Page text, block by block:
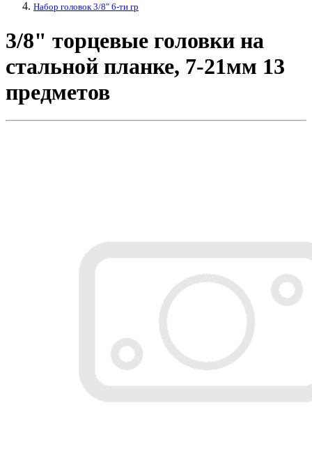
Набор головок 3/8" 6-ти гр
3/8" торцевые головки на
стальной планке, 7-21мм 13
предметов